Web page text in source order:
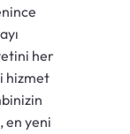
her
hizmet
en yeni